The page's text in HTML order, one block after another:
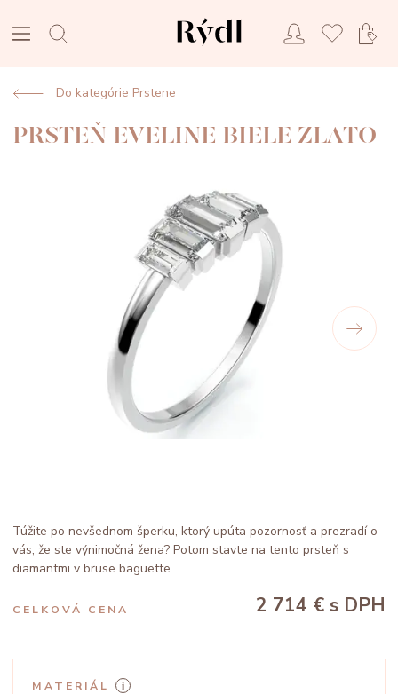
Do kategórie Prstene
PRSTEŇ EVELINE BIELE ZLATO
Túžite po nevšednom šperku, ktorý upúta pozornosť a prezradí o
vás, že ste výnimočná žena? Potom stavte na tento prsteň s
diamantmi v bruse baguette.
CELKOVÁ CENA 2 714 € s DPH
MATERIÁL